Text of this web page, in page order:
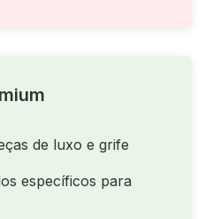
de luxo e grife
específicos para